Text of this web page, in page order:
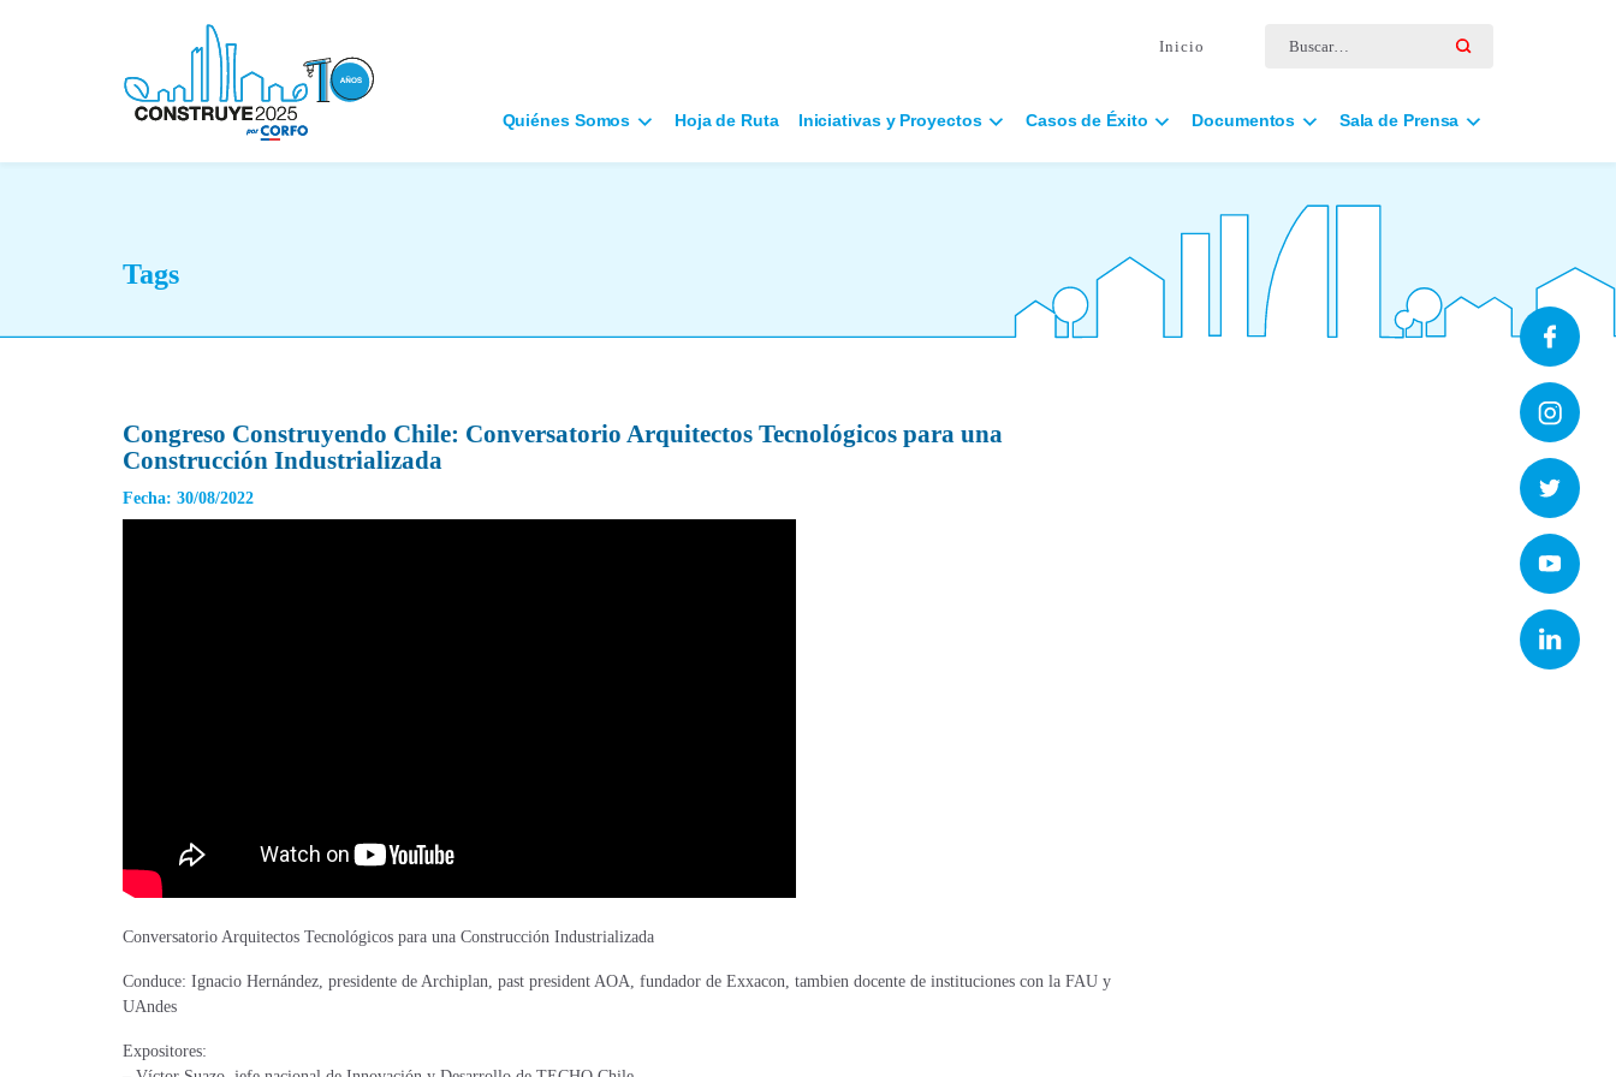
Buscar por:
Inicio
Quiénes Somos Hoja de Ruta Iniciativas y Proyectos Casos de Éxito Documentos Sala de Prensa
Tags
Congreso Construyendo Chile: Conversatorio Arquitectos Tecnológicos para una
Construcción Industrializada
Fecha: 30/08/2022
Conversatorio Arquitectos Tecnológicos para una Construcción Industrializada
Conduce: Ignacio Hernández, presidente de Archiplan, past president AOA, fundador de Exxacon, tambien docente de instituciones con la FAU y
UAndes
Expositores: